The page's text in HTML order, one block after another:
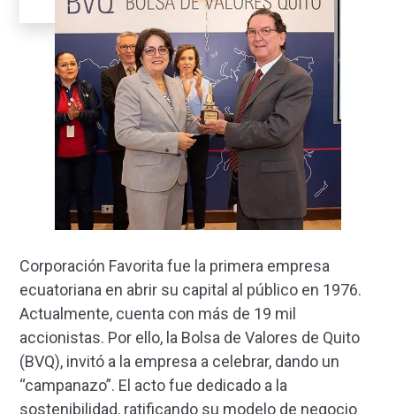
Guía
Corporación Favorita fue la primera empresa
ecuatoriana en abrir su capital al público en 1976.
Actualmente, cuenta con más de 19 mil
accionistas. Por ello, la Bolsa de Valores de Quito
(BVQ), invitó a la empresa a celebrar, dando un
“campanazo”. El acto fue dedicado a la
sostenibilidad, ratificando su modelo de negocio